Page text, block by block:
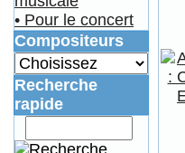
• Pour le concert
Compositeurs
Recherche
rapide